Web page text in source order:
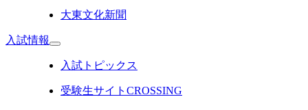
大東文化新聞
入試情報
入試トピックス
受験生サイトCROSSING